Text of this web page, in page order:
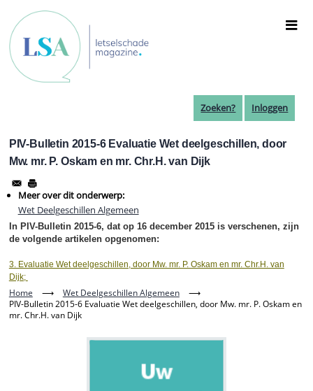
naar
de
inhoud
gaan
Zoeken? Inloggen
PIV-Bulletin 2015-6 Evaluatie Wet deelgeschillen, door
Mw. mr. P. Oskam en mr. Chr.H. van Dijk
Meer over dit onderwerp:
Wet Deelgeschillen Algemeen
In PIV-Bulletin 2015-6, dat op 16 december 2015 is verschenen, zijn
de volgende artikelen opgenomen:
3. Evaluatie Wet deelgeschillen, door Mw. mr. P. Oskam en mr. Chr.H. van
Dijk;
Home ⟶ Wet Deelgeschillen Algemeen
⟶
PIV-Bulletin 2015-6 Evaluatie Wet deelgeschillen, door Mw. mr. P. Oskam en
mr. Chr.H. van Dijk